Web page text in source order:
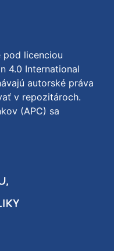
pod licenciou
4.0 International
autorské práva
v repozitároch.
(APC) sa